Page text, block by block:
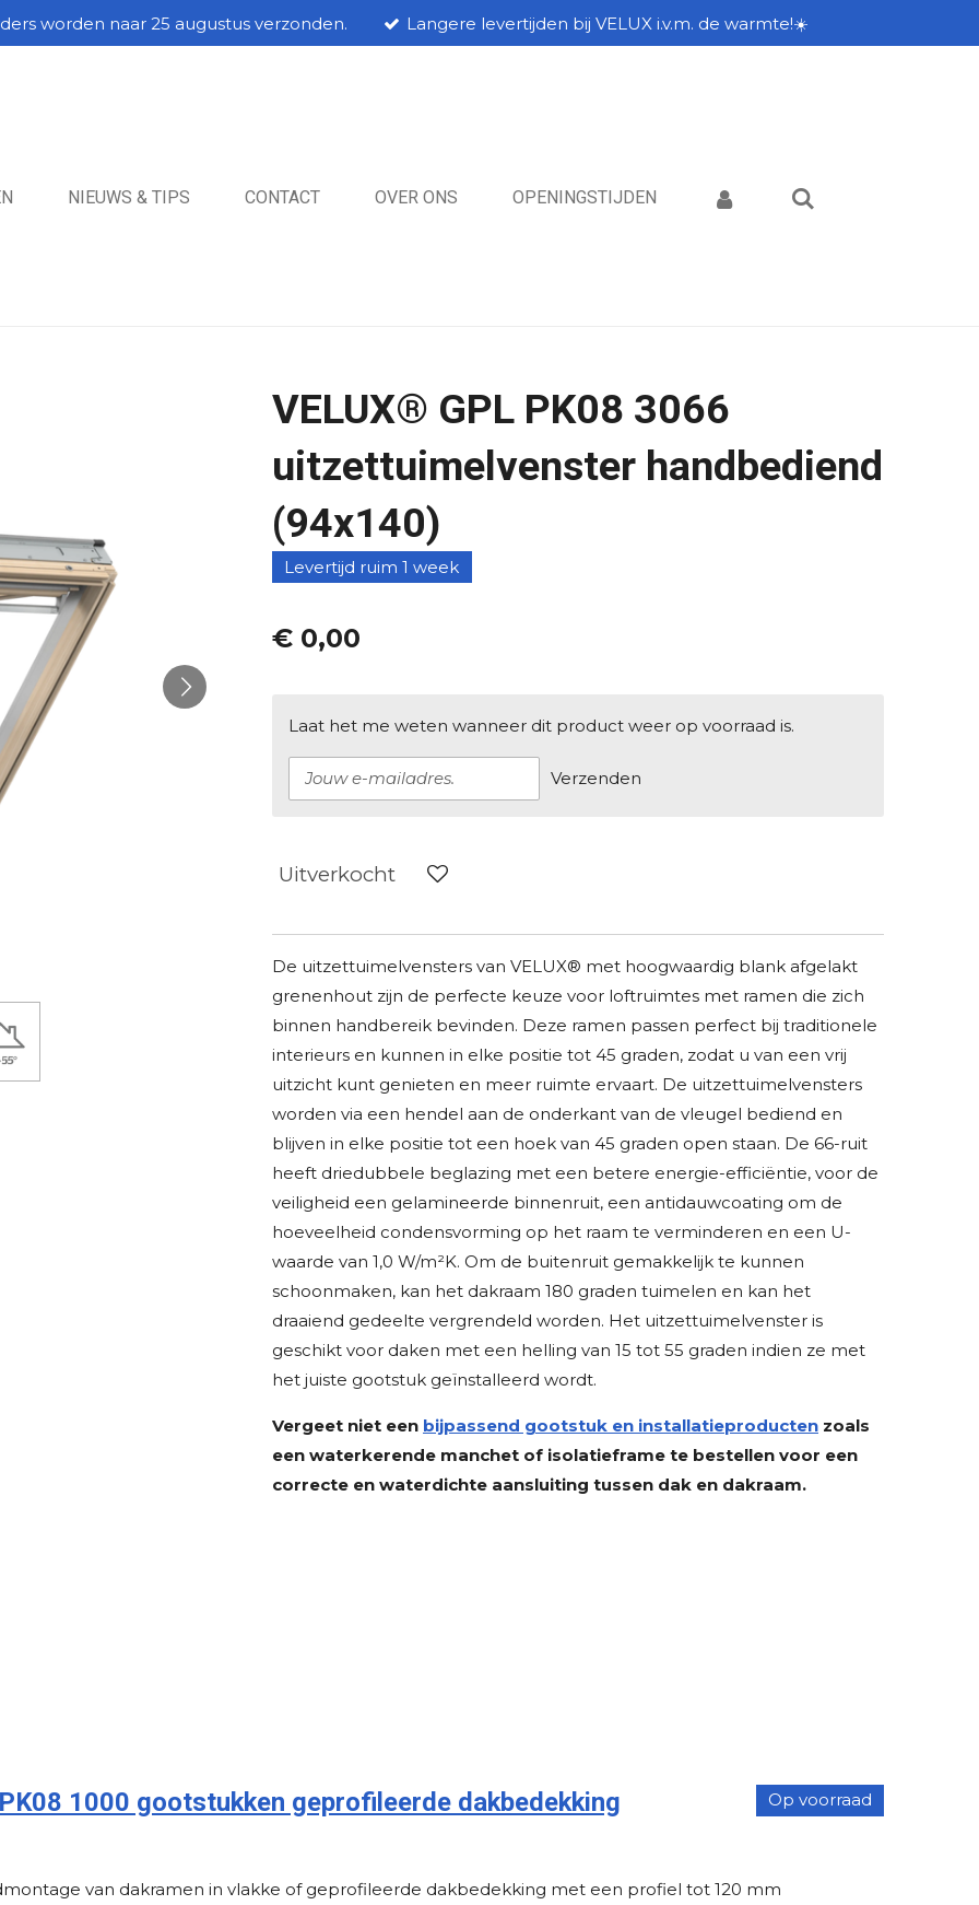
worden naar 25 augustus verzonden. Langere levertijden bij VELUX i.v.m. de warmte!☀️
NIEUWS & TIPS CONTACT OVER ONS OPENINGSTIJDEN
VELUX® GPL PK08 3066
uitzettuimelvenster handbediend
(94x140)
Levertijd ruim 1 week
€ 0,00
Laat het me weten wanneer dit product weer op voorraad is.
Verzenden
Uitverkocht
De uitzettuimelvensters van VELUX® met hoogwaardig blank afgelakt
grenenhout zijn de perfecte keuze voor loftruimtes met ramen die zich
binnen handbereik bevinden. Deze ramen passen perfect bij traditionele
interieurs en kunnen in elke positie tot 45 graden, zodat u van een vrij
uitzicht kunt genieten en meer ruimte ervaart. De uitzettuimelvensters
worden via een hendel aan de onderkant van de vleugel bediend en
blijven in elke positie tot een hoek van 45 graden open staan. De 66-ruit
heeft driedubbele beglazing met een betere energie-efficiëntie, voor de
veiligheid een gelamineerde binnenruit, een antidauwcoating om de
hoeveelheid condensvorming op het raam te verminderen en een U-
waarde van 1,0 W/m²K. Om de buitenruit gemakkelijk te kunnen
schoonmaken, kan het dakraam 180 graden tuimelen en kan het
draaiend gedeelte vergrendeld worden. Het uitzettuimelvenster is
geschikt voor daken met een helling van 15 tot 55 graden indien ze met
het juiste gootstuk geïnstalleerd wordt.
Vergeet niet een bijpassend gootstuk en installatieproducten zoals
een waterkerende manchet of isolatieframe te bestellen voor een
correcte en waterdichte aansluiting tussen dak en dakraam.
Op voorraad
1000 gootstukken geprofileerde dakbedekking
van dakramen in vlakke of geprofileerde dakbedekking met een profiel tot 120 mm